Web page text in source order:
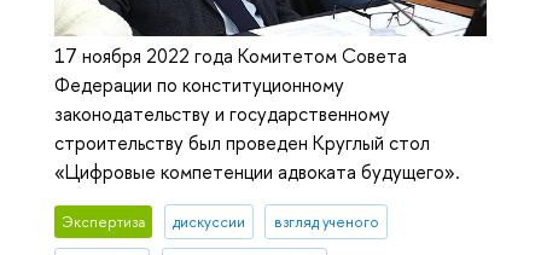
17 ноября 2022 года Комитетом Совета
Федерации по конституционному
законодательству и государственному
строительству был проведен Круглый стол
«Цифровые компетенции адвоката будущего».
Экспертиза дискуссии взгляд ученого